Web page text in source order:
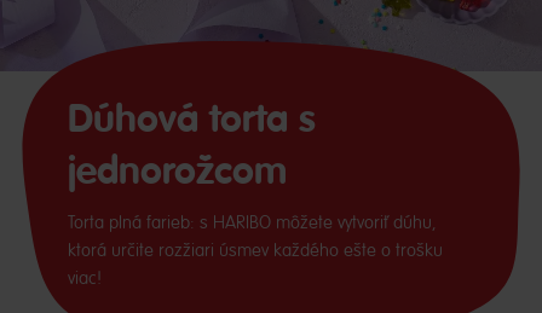
Dúhová torta s
jednorožcom
Torta plná farieb: s HARIBO môžete vytvoriť dúhu,
ktorá určite rozžiari úsmev každého ešte o trošku
viac!